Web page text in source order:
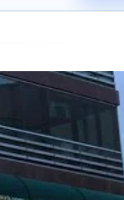
10Fotoğraf